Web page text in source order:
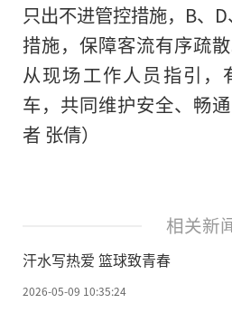
只出不进管控措施，B、
措施，保障客流有序疏
从现场工作人员指引，
车，共同维护安全、畅
者 张倩）
相关新
汗水写热爱 篮球致青春
2026-05-09 10:35:24